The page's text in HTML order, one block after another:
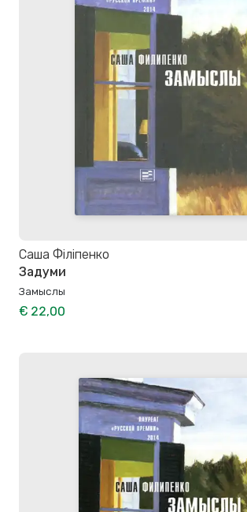
Саша Філіпенко
Задуми
Замыслы
€ 22,00